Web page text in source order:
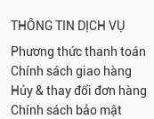
THÔNG TIN DỊCH VỤ
Phương thức thanh toán
Chính sách giao hàng
Hủy & thay đổi đơn hàng
Chính sách bảo mật